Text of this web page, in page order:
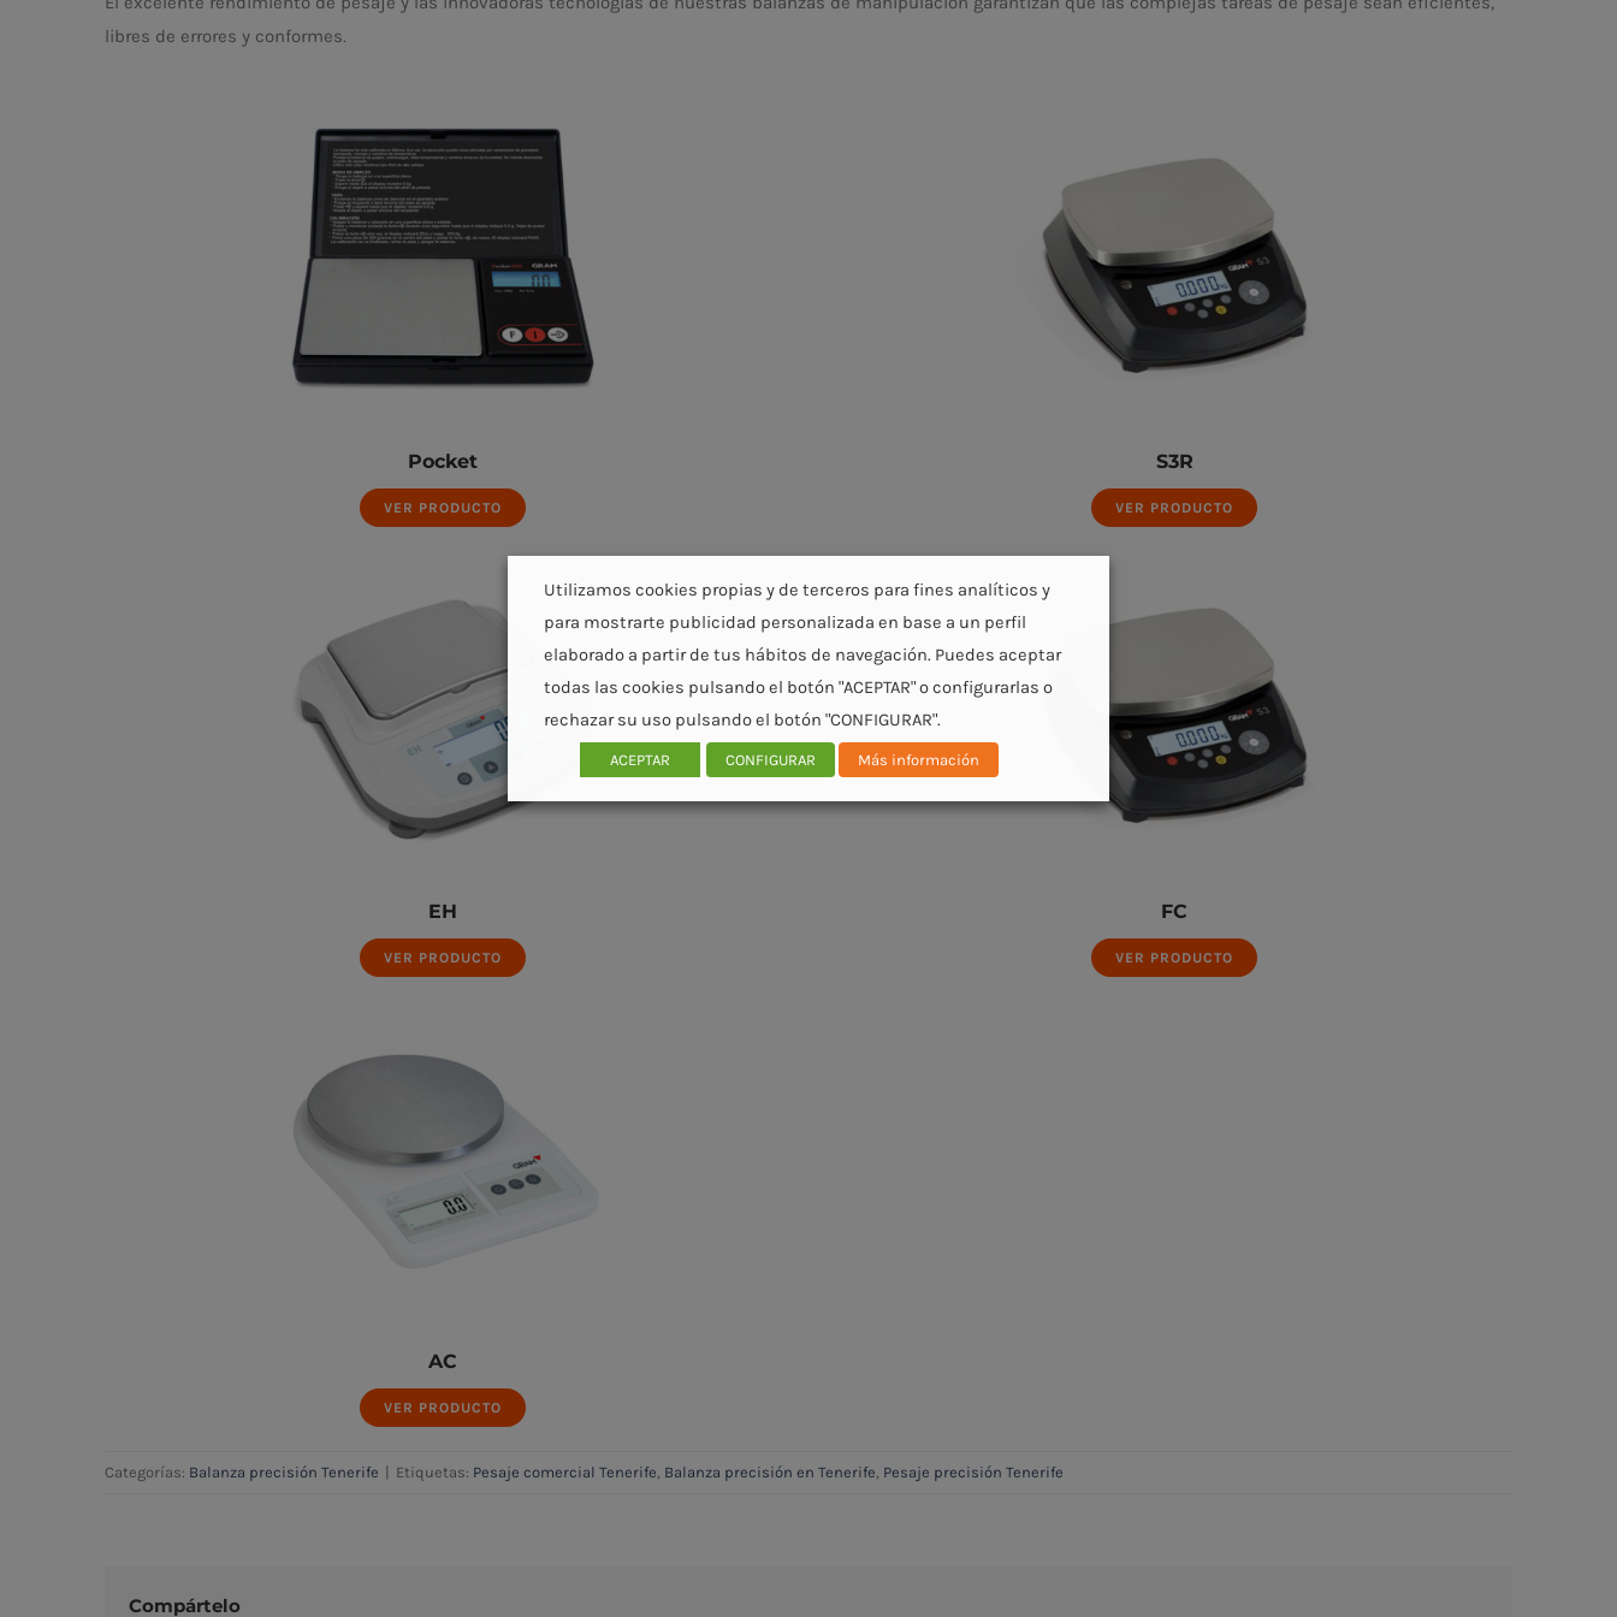
libres de errores y conformes.
Pocket
VER PRODUCTO
S3R
VER PRODUCTO
EH
VER PRODUCTO
FC
VER PRODUCTO
AC
VER PRODUCTO
Categorías: Balanza precisión Tenerife Etiquetas: Pesaje comercial Tenerife, Balanza precisión en Tenerife, Pesaje precisión Tenerife
Compártelo
Utilizamos cookies propias y de terceros para fines analíticos y
para mostrarte publicidad personalizada en base a un perfil
elaborado a partir de tus hábitos de navegación. Puedes aceptar
todas las cookies pulsando el botón "ACEPTAR" o configurarlas o
rechazar su uso pulsando el botón "CONFIGURAR".
ACEPTAR CONFIGURAR Más información